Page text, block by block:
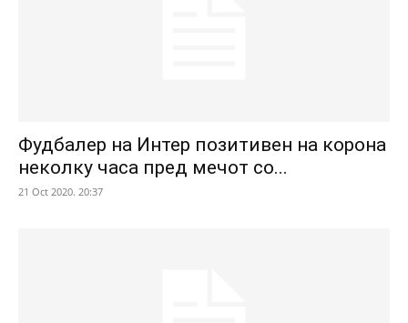
Фудбалер на Интер позитивен на корона
неколку часа пред мечот со...
21 Oct 2020. 20:37